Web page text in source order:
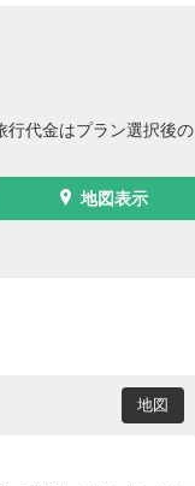
行代金はプラン選択後の
地図表示
地図